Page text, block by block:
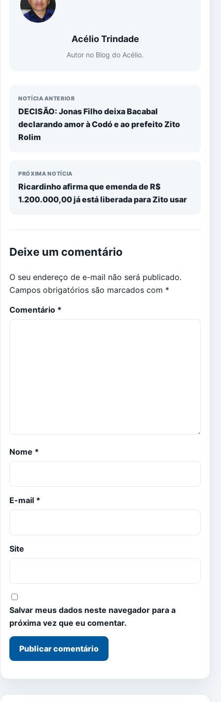
Acélio Trindade
Autor no Blog do Acélio.
NOTÍCIA ANTERIOR
DECISÃO: Jonas Filho deixa Bacabal
declarando amor à Codó e ao prefeito Zito
Rolim
PRÓXIMA NOTÍCIA
Ricardinho afirma que emenda de R$
1.200.000,00 já está liberada para Zito usar
Deixe um comentário
O seu endereço de e-mail não será publicado.
Campos obrigatórios são marcados com *
Comentário *
Nome *
E-mail *
Site
Salvar meus dados neste navegador para a
próxima vez que eu comentar.